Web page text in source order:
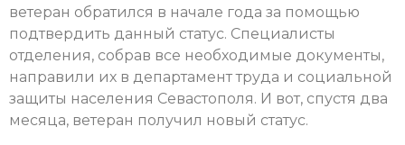
ветеран обратился в начале года за помощью
подтвердить данный статус. Специалисты
отделения, собрав все необходимые документы,
направили их в департамент труда и социальной
защиты населения Севастополя. И вот, спустя два
месяца, ветеран получил новый статус.